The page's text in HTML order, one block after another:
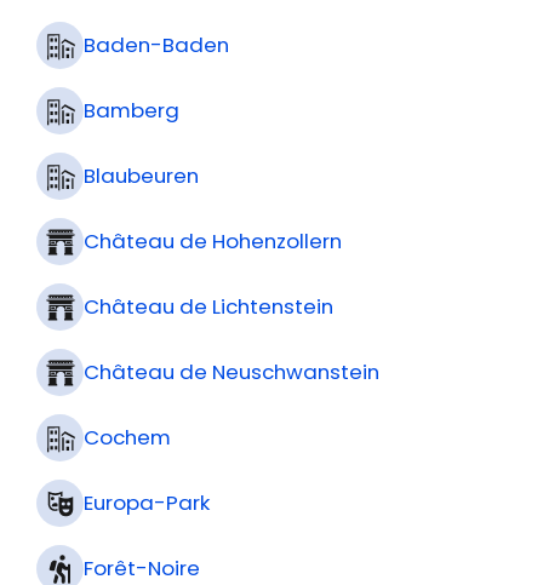
Baden-Baden
Bamberg
Blaubeuren
Château de Hohenzollern
Château de Lichtenstein
Château de Neuschwanstein
Cochem
Europa-Park
Forêt-Noire